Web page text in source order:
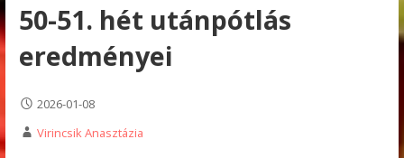
50-51. hét utánpótlás
eredményei
2026-01-08
Virincsik Anasztázia